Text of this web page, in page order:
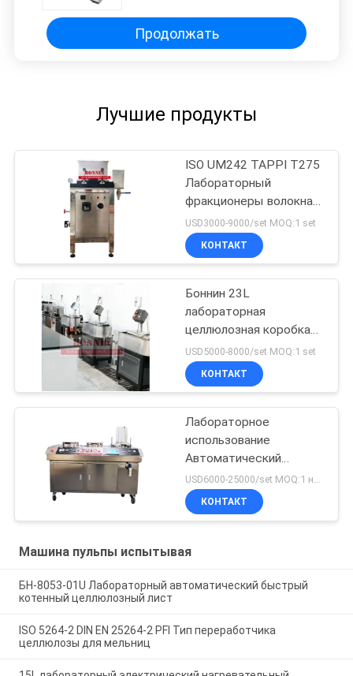
испытательный аппарат
Продолжать
Лучшие продукты
ISO UM242 TAPPI T275
Лабораторный
фракционеры волокна
типа Сомервиля
USD3000-9000/set MOQ:1 set
КОНТАКТ
Боннин 23L
лабораторная
целлюлозная коробка
класса долины
USD5000-8000/set MOQ:1 set
КОНТАКТ
Лабораторное
использование
Автоматический
быстрый котен-лист
для бумажной
целлюлозы
USD6000-25000/set MOQ:1 набор
КОНТАКТ
Машина пульпы испытывая
БН-8053-01U Лабораторный автоматический быстрый
котенный целлюлозный лист
ISO 5264-2 DIN EN 25264-2 PFI Тип переработчика
целлюлозы для мельниц